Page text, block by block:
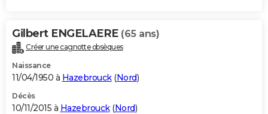
Gilbert ENGELAERE (65 ans)
Créer une cagnotte obsèques
Naissance
11/04/1950 à Hazebrouck(Nord)
Décès
10/11/2015 à Hazebrouck(Nord)